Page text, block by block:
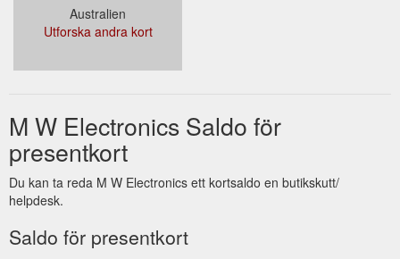
Australien
Utforska andra kort
M W Electronics Saldo för
presentkort
Du kan ta reda M W Electronics ett kortsaldo en butikskutt/
helpdesk.
Saldo för presentkort